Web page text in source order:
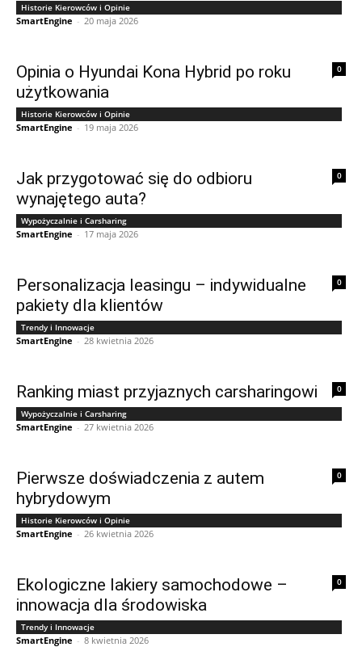
Historie Kierowców i Opinie
SmartEngine - 20 maja 2026
0
Opinia o Hyundai Kona Hybrid po roku
użytkowania
Historie Kierowców i Opinie
SmartEngine - 19 maja 2026
0
Jak przygotować się do odbioru
wynajętego auta?
Wypożyczalnie i Carsharing
SmartEngine - 17 maja 2026
0
Personalizacja leasingu – indywidualne
pakiety dla klientów
Trendy i Innowacje
SmartEngine - 28 kwietnia 2026
0
Ranking miast przyjaznych carsharingowi
Wypożyczalnie i Carsharing
SmartEngine - 27 kwietnia 2026
0
Pierwsze doświadczenia z autem
hybrydowym
Historie Kierowców i Opinie
SmartEngine - 26 kwietnia 2026
0
Ekologiczne lakiery samochodowe –
innowacja dla środowiska
Trendy i Innowacje
SmartEngine - 8 kwietnia 2026